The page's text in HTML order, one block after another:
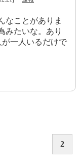
なことがありま
みたいな。あり
一人いるだけで
2